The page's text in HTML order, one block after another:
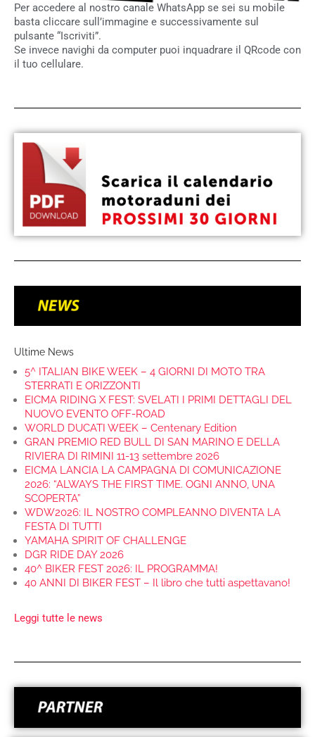
Per accedere al nostro canale WhatsApp se sei su mobile
basta cliccare sull’immagine e successivamente sul
pulsante “Iscriviti”.
Se invece navighi da computer puoi inquadrare il QRcode con
il tuo cellulare.
Ultime News
5^ ITALIAN BIKE WEEK – 4 GIORNI DI MOTO TRA
STERRATI E ORIZZONTI
EICMA RIDING X FEST: SVELATI I PRIMI DETTAGLI DEL
NUOVO EVENTO OFF-ROAD
WORLD DUCATI WEEK – Centenary Edition
GRAN PREMIO RED BULL DI SAN MARINO E DELLA
RIVIERA DI RIMINI 11-13 settembre 2026
EICMA LANCIA LA CAMPAGNA DI COMUNICAZIONE
2026: “ALWAYS THE FIRST TIME. OGNI ANNO, UNA
SCOPERTA”
WDW2026: IL NOSTRO COMPLEANNO DIVENTA LA
FESTA DI TUTTI
YAMAHA SPIRIT OF CHALLENGE
DGR RIDE DAY 2026
40^ BIKER FEST 2026: IL PROGRAMMA!
40 ANNI DI BIKER FEST – Il libro che tutti aspettavano!
Leggi tutte le news